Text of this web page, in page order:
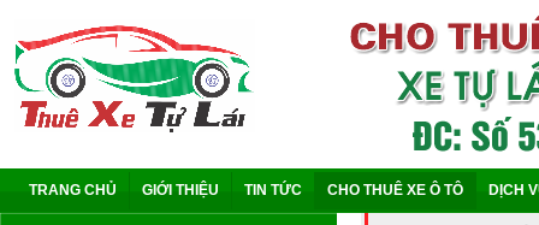
TRANG CHỦ GIỚI THIỆU TIN TỨC CHO THUÊ XE Ô TÔ DỊCH